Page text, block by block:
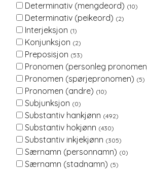
Determinativ (mengdeord) (10)
Determinativ (peikeord) (2)
Interjeksjon (1)
Konjunksjon (2)
Preposisjon (53)
Pronomen (personleg
Pronomen (spørjepronomen) (5)
Pronomen (andre) (10)
Subjunksjon (0)
Substantiv hankjønn (492)
Substantiv hokjønn (430)
Substantiv inkjekjønn (305)
Særnamn (personnamn) (0)
Særnamn (stadnamn) (5)